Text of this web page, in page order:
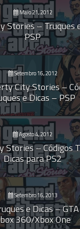
Maio 21, 2012
Stories – Truques
PSP
Setembro 16, 2012
City Stories –
e Dicas – PSP
Agosto 4, 2012
Stories – Códigos
Dicas para PS2
Setembro 16, 2013
e Dicas –
360/Xbox One